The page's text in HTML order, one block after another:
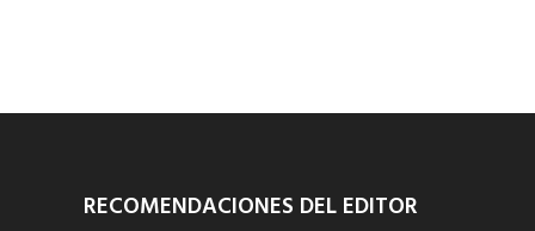
RECOMENDACIONES DEL EDITOR